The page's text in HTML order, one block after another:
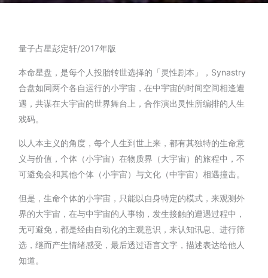
量子占星彭定轩/2017年版
本命星盘，是每个人投胎转世选择的「灵性剧本」，Synastry
合盘如同两个各自运行的小宇宙，在中宇宙的时间空间相逢遭
遇，共谋在大宇宙的世界舞台上，合作演出灵性所编排的人生
戏码。
以人本主义的角度，每个人生到世上来，都有其独特的生命意
义与价值，个体（小宇宙）在物质界（大宇宙）的旅程中，不
可避免会和其他个体（小宇宙）与文化（中宇宙）相遇撞击。
但是，生命个体的小宇宙，只能以自身特定的模式，来观测外
界的大宇宙，在与中宇宙的人事物，发生接触的遭遇过程中，
无可避免，都是经由自动化的主观意识，来认知讯息、进行筛
选，继而产生情绪感受，最后透过语言文字，描述表达给他人
知道。